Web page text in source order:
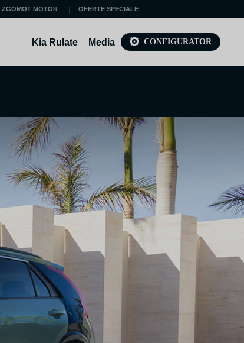
ZGOMOT MOTOR OFERTE SPECIALE
Kia Rulate Media CONFIGURATOR